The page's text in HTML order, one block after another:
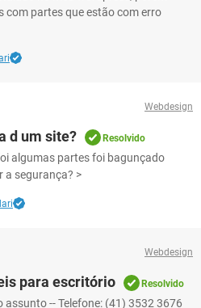
partes que estão com erro
Webdesign
d um site? Resolvido
algumas partes foi bagunçado
a segurança? >
Webdesign
para escritório Resolvido
assunto -- Telefone: (41) 3532 3676